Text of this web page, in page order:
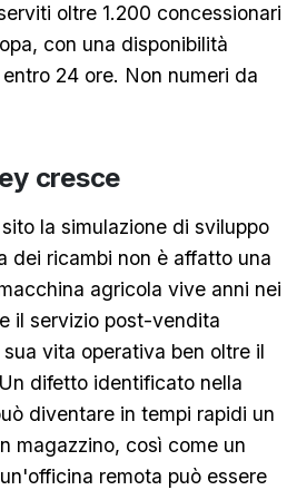
oltre 1.200 concessionari
con una disponibilità
24 ore. Non numeri da
cresce
la simulazione di sviluppo
dei ricambi non è affatto una
agricola vive anni nei
il servizio post-vendita
vita operativa ben oltre il
difetto identificato nella
diventare in tempi rapidi un
magazzino, così come un
remota può essere